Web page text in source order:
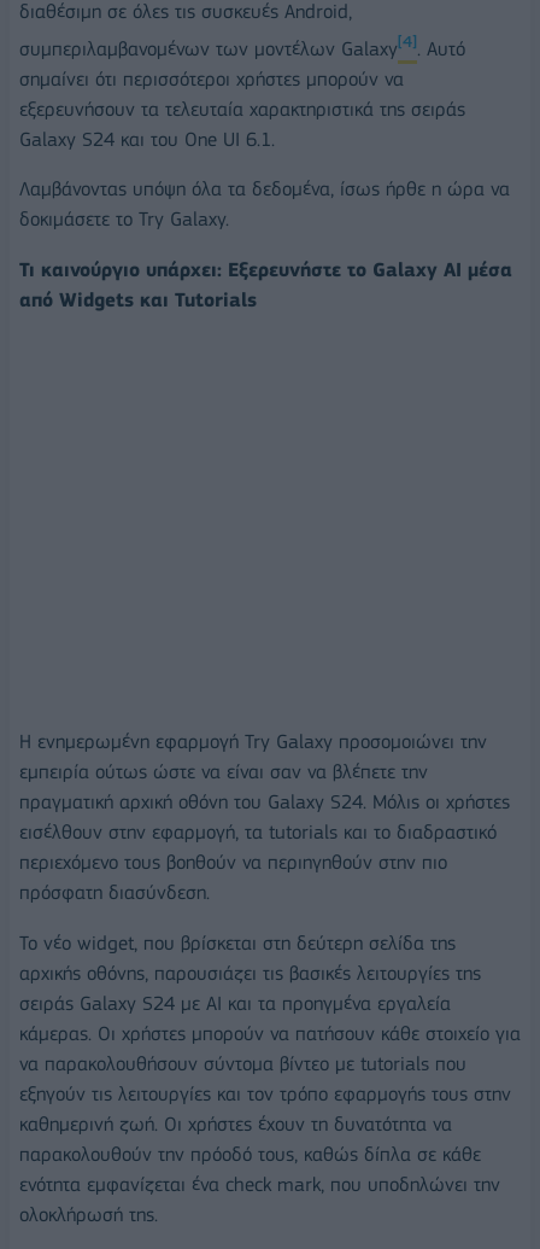
διαθέσιμη σε όλες τις συσκευές Android,
συμπεριλαμβανομένων των μοντέλων Galaxy[4]. Αυτό
σημαίνει ότι περισσότεροι χρήστες μπορούν να
εξερευνήσουν τα τελευταία χαρακτηριστικά της σειράς
Galaxy S24 και του One UI 6.1.
Λαμβάνοντας υπόψη όλα τα δεδομένα, ίσως ήρθε η ώρα να
δοκιμάσετε το Try Galaxy.
Τι καινούργιο υπάρχει: Εξερευνήστε το Galaxy AI μέσα
από Widgets και Tutorials
Η ενημερωμένη εφαρμογή Try Galaxy προσομοιώνει την
εμπειρία ούτως ώστε να είναι σαν να βλέπετε την
πραγματική αρχική οθόνη του Galaxy S24. Μόλις οι χρήστες
εισέλθουν στην εφαρμογή, τα tutorials και το διαδραστικό
περιεχόμενο τους βοηθούν να περιηγηθούν στην πιο
πρόσφατη διασύνδεση.
Το νέο widget, που βρίσκεται στη δεύτερη σελίδα της
αρχικής οθόνης, παρουσιάζει τις βασικές λειτουργίες της
σειράς Galaxy S24 με AI και τα προηγμένα εργαλεία
κάμερας. Οι χρήστες μπορούν να πατήσουν κάθε στοιχείο για
να παρακολουθήσουν σύντομα βίντεο με tutorials που
εξηγούν τις λειτουργίες και τον τρόπο εφαρμογής τους στην
καθημερινή ζωή. Οι χρήστες έχουν τη δυνατότητα να
παρακολουθούν την πρόοδό τους, καθώς δίπλα σε κάθε
ενότητα εμφανίζεται ένα check mark, που υποδηλώνει την
ολοκλήρωσή της.